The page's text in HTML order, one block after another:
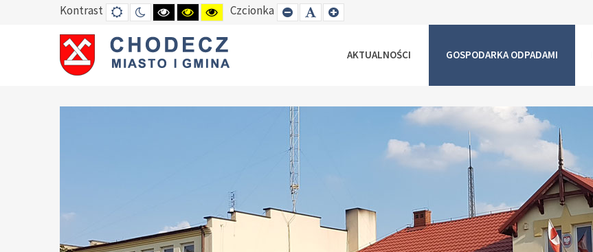
Kontrast DEFAULT
MODE
TRYB
NOCNY
HIGH
CONTRAST
BLACK
WHITE
MODE
HIGH
CONTRAST
BLACK
YELLOW
MODE
HIGH
CONTRAST
YELLOW
BLACK
MODE
Czcionka SET
SMALLER
SET
DEFAULT
SET
LARGER
AKTUALNOŚCI GOSPODARKA ODPADAMI